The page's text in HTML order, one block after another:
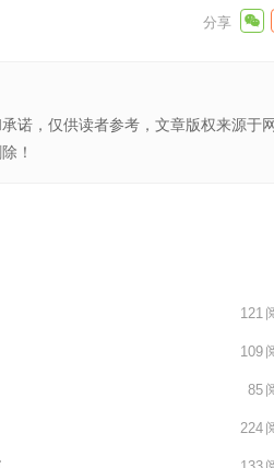
诺，仅供读者参考，文章版权来源于
！
121
109
85
224